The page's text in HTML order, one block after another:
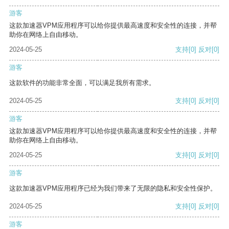
游客
这款加速器VPM应用程序可以给你提供最高速度和安全性的连接，并帮
助你在网络上自由移动。
2024-05-25
支持[0] 反对[0]
游客
这款软件的功能非常全面，可以满足我所有需求。
2024-05-25 支持[0] 反对[0]
游客
这款加速器VPM应用程序可以给你提供最高速度和安全性的连接，并帮
助你在网络上自由移动。
2024-05-25
支持[0] 反对[0]
游客
这款加速器VPM应用程序已经为我们带来了无限的隐私和安全性保护。
2024-05-25 支持[0] 反对[0]
游客